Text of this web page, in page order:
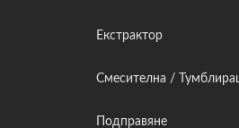
Екстрактор
Смесителна /
Подправяне